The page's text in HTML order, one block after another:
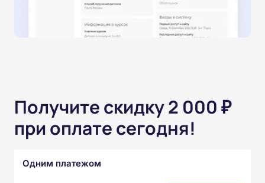
Получите скидку 2 000 ₽
при оплате сегодня!
Одним платежом